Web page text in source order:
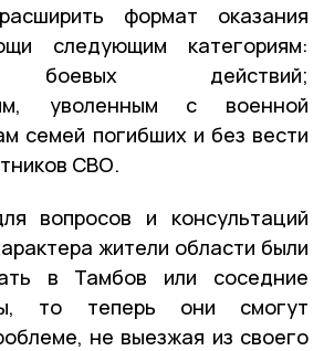
формат оказания
следующим категориям:
боевых действий;
уволенным с военной
семей погибших и без вести
СВО.
вопросов и консультаций
жители области были
в Тамбов или соседние
то теперь они смогут
не выезжая из своего